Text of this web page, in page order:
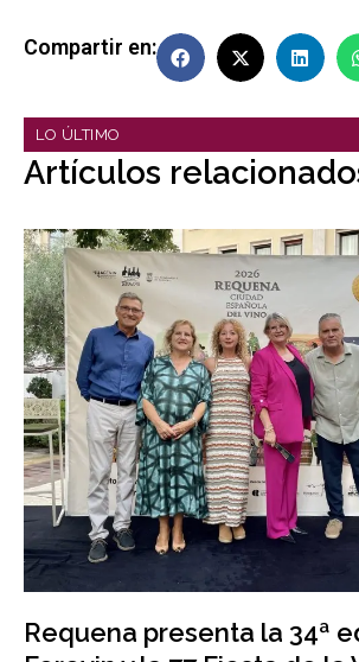
Compartir en:
LO ÚLTIMO
Artículos
Requena presenta la 34ª